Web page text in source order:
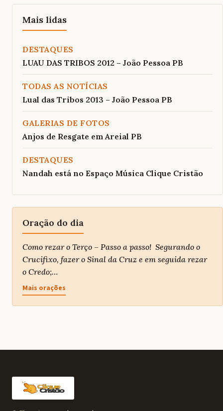
Mais lidas
DESTAQUES
LUAU DAS TRIBOS 2012 – João Pessoa PB
TODAS AS NOTÍCIAS
Lual das Tribos 2013 – João Pessoa PB
GALERIAS DE FOTOS
Anjos de Resgate em Areial PB
DESTAQUES
Nandah está no Espaço Música Clique Cristão
Oração do dia
Como rezar o Terço – Passo a passo! Segurando o
Crucifixo, fazer o Sinal da Cruz e em seguida rezar
o Credo;…
Mais orações